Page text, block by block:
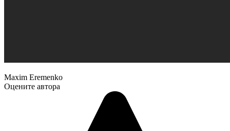
Maxim Eremenko
Оцените автора